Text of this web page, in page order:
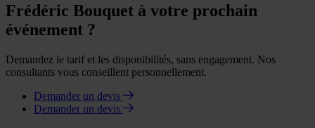
Frédéric Bouquet à votre prochain
événement ?
Demandez le tarif et les disponibilités, sans engagement. Nos
consultants vous conseillent personnellement.
Demander un devis
Demander un devis